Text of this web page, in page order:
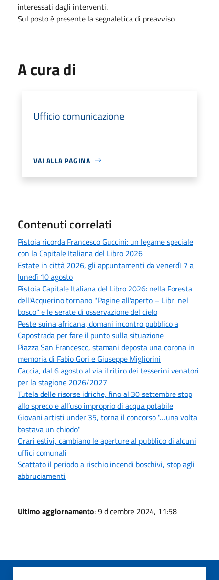
interessati dagli interventi.
Sul posto è presente la segnaletica di preavviso.
A cura di
Ufficio comunicazione
VAI ALLA PAGINA
Contenuti correlati
Pistoia ricorda Francesco Guccini: un legame speciale
con la Capitale Italiana del Libro 2026
Estate in città 2026, gli appuntamenti da venerdì 7 a
lunedì 10 agosto
Pistoia Capitale Italiana del Libro 2026: nella Foresta
dell'Acquerino tornano "Pagine all'aperto – Libri nel
bosco" e le serate di osservazione del cielo
Peste suina africana, domani incontro pubblico a
Capostrada per fare il punto sulla situazione
Piazza San Francesco, stamani deposta una corona in
memoria di Fabio Gori e Giuseppe Migliorini
Caccia, dal 6 agosto al via il ritiro dei tesserini venatori
per la stagione 2026/2027
Tutela delle risorse idriche, fino al 30 settembre stop
allo spreco e all’uso improprio di acqua potabile
Giovani artisti under 35, torna il concorso "…una volta
bastava un chiodo"
Orari estivi, cambiano le aperture al pubblico di alcuni
uffici comunali
Scattato il periodo a rischio incendi boschivi, stop agli
abbruciamenti
Ultimo aggiornamento: 9 dicembre 2024, 11:58